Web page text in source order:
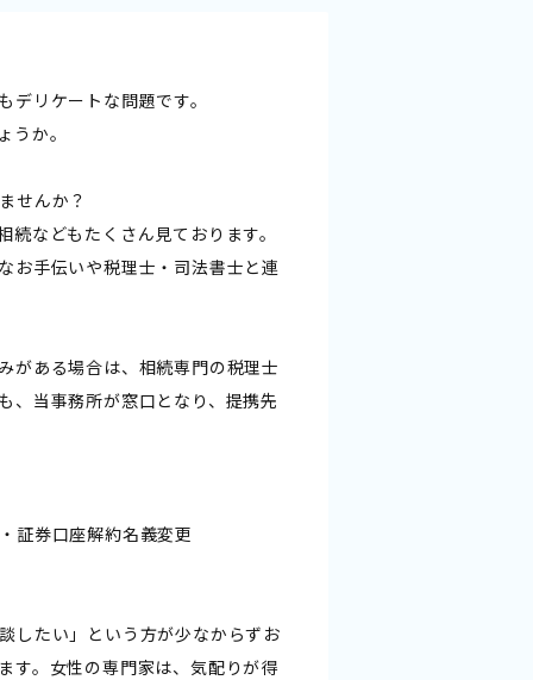
リケートな問題です。
か。
せんか？
などもたくさん見ております。
お手伝いや税理士・司法書士と連
がある場合は、相続専門の税理士
、当事務所が窓口となり、提携先
証券口座解約名義変更
したい」という方が少なからずお
す。女性の専門家は、気配りが得